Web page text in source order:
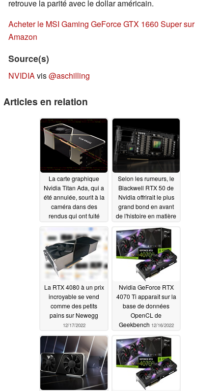
retrouve la parité avec le dollar américain.
Acheter le MSI Gaming GeForce GTX 1660 Super sur
Amazon
Source(s)
NVIDIAvis@aschilling
Articles en relation
La carte graphique
Nvidia Titan Ada, qui a
été annulée, sourit à la
caméra dans des
rendus qui ont fuité
Selon les rumeurs, le
Blackwell RTX 50 de
Nvidia offrirait le plus
grand bond en avant
de l'histoire en matière
de perforation.
L'entreprise avait prévu
le GH202 Hopper
comme solution de
secours au cas où
AMD disposerait d'un
RDNA 3 plus rapide
12/21/2022
La RTX 4080 à un prix
incroyable se vend
comme des petits
pains sur Newegg
12/17/2022
Nvidia GeForce RTX
4070 Ti apparaît sur la
base de données
OpenCL de
Geekbench 12/16/2022